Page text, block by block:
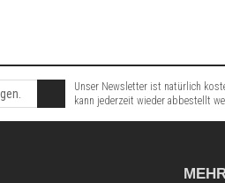
Unser Newsletter ist natürlich
kann jederzeit wieder abbestellt